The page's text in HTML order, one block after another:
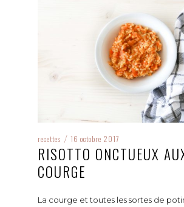
recettes / 16 octobre 2017
RISOTTO ONCTUEUX
COURGE
La courge et toutes les sortes de